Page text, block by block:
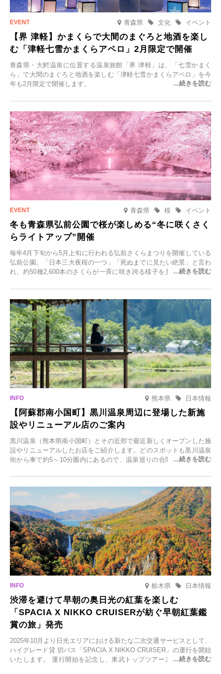
青森県 イベント
文化
【界 津軽】かまくらで大間のまぐろと地酒を楽し
む「津軽七雪かまくらアペロ」2月限定で開催
青森県・大鰐温泉に位置する温泉旅館「界 津軽」は、「七雪かまく
ら」で大間のまぐろと地酒を楽しむ「津軽七雪かまくらアペロ」を今
年も2月限定で開催します。
青森県 イベント
桜
冬も青森県弘前公園で桜が楽しめる“冬に咲くさく
らライトアップ”開催
毎年4月下旬から5月上旬に行われる弘前さくらまつりを開催している
弘前公園。「日本三大夜桜の一つ」「死ぬまでに見たい絶景」と言わ
れ、約50種2,600本のさくらが一斉に咲き誇る様子を見に、世界中か
日(月)～2026年2月28日(土)の期間、「冬に咲くさくらライトアップ」
を開催します。
熊本県 日本情報
【阿蘇郡南小国町】黒川温泉周辺に登場した新施
設やリニューアル店のご案内
黒川温泉（熊本県南小国町）とその近郊で最近新しくオープンした施
設やリニューアルしたお店をご紹介します。どのスポットも黒川温泉
街から車で約5～10分圏内にあるので、温泉巡りの合間に気軽に立ち
元食材にこだわったレストランなど、多彩な魅力が満載です。黒川温
泉の新たな楽しみとしてチェックしてみてください。
栃木県 日本情報
渋滞を避けて早朝の奥日光の紅葉を楽しむ
「SPACIA X NIKKO CRUISERが紡ぐ早朝紅葉鑑
賞の旅」発売
2025年10月より日光エリアにおける新たな二次交通サービスとして、
ハイグレード貸 切バス「SPACIA X NIKKO CRUISER」の運行を開始
いたします。 運行開始を記念し、東武トップツアーズ株式会社では